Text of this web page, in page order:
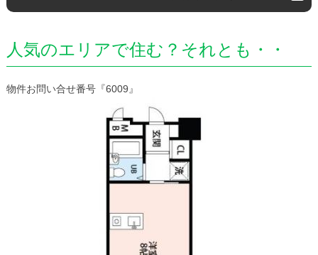
人気のエリアで住む？それとも・・
物件お問い合せ番号『6009』